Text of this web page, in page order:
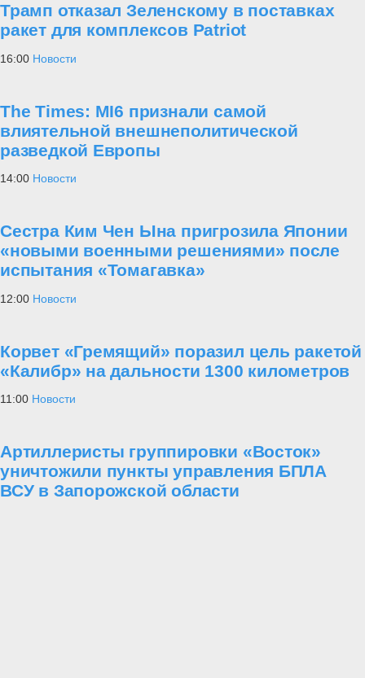
Трамп отказал Зеленскому в поставках
ракет для комплексов Patriot
16:00 Новости
The Times: MI6 признали самой
влиятельной внешнеполитической
разведкой Европы
14:00 Новости
Сестра Ким Чен Ына пригрозила Японии
«новыми военными решениями» после
испытания «Томагавка»
12:00 Новости
Корвет «Гремящий» поразил цель ракетой
«Калибр» на дальности 1300 километров
11:00 Новости
Артиллеристы группировки «Восток»
уничтожили пункты управления БПЛА
ВСУ в Запорожской области